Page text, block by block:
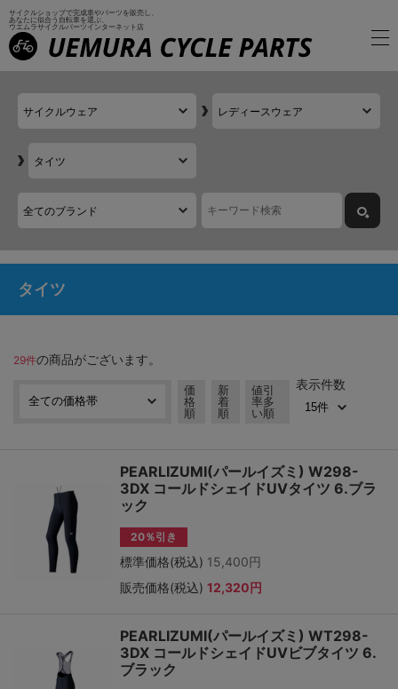
サイクルショップで完成車やパーツを販売し、
あなたに似合う自転車を選ぶ、
ウエムラサイクルパーツインターネット店
タイツ
29件の商品がございます。
価
格
順
新
着
順
値引
率多
い順
表示件数
PEARLIZUMI(パールイズミ) W298-
3DX コールドシェイドUVタイツ 6.ブラ
ック
20％引き
標準価格(税込) 15,400円
販売価格(税込) 12,320円
PEARLIZUMI(パールイズミ) WT298-
3DX コールドシェイドUVビブタイツ 6.
ブラック